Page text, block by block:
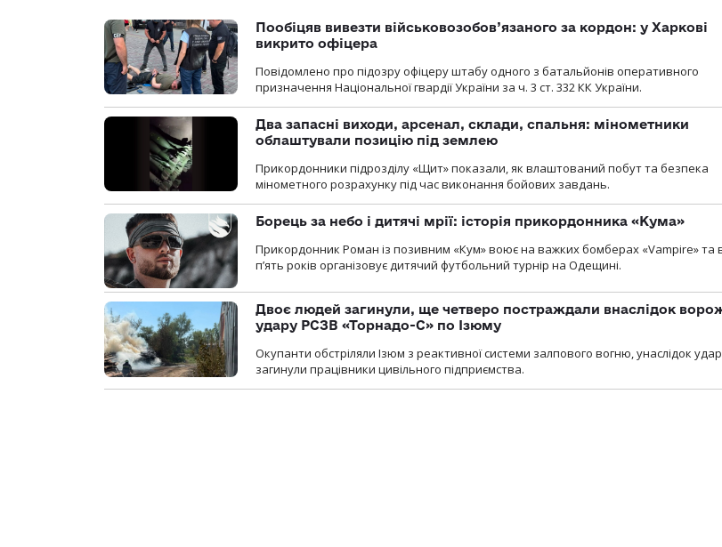
Пообіцяв вивезти військовозобов’язаного за кордон: у Харкові
викрито офіцера
Повідомлено про підозру офіцеру штабу одного з батальйонів оперативного
призначення Національної гвардії України за ч. 3 ст. 332 КК України.
Два запасні виходи, арсенал, склади, спальня: мінометники
облаштували позицію під землею
Прикордонники підрозділу «Щит» показали, як влаштований побут та безпека
мінометного розрахунку під час виконання бойових завдань.
Борець за небо і дитячі мрії: історія прикордонника «Кума»
Прикордонник Роман із позивним «Кум» воює на важких бомберах «Vampire» та
п’ять років організовує дитячий футбольний турнір на Одещині.
Двоє людей загинули, ще четверо постраждали внаслідок
удару РСЗВ «Торнадо-С» по Ізюму
Окупанти обстріляли Ізюм з реактивної системи залпового вогню, унаслідок
загинули працівники цивільного підприємства.